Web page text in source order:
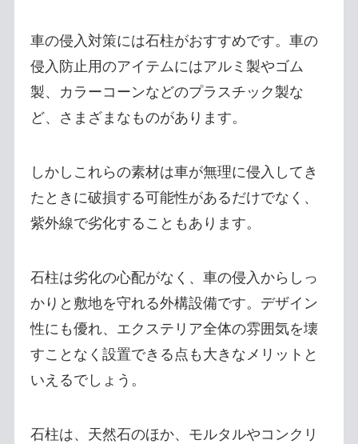
車の侵入対策には石柱がおすすめです。車の
侵入防止用のアイテムにはアルミ製やゴム
製、カラーコーンなどのプラスチック製な
ど、さまざまなものがあります。
しかしこれらの素材は車が無理に侵入してき
たときに破損する可能性があるだけでなく、
紫外線で劣化することもあります。
石柱は劣化の心配がなく、車の侵入からしっ
かりと敷地を守れる外構設備です。デザイン
性にも優れ、エクステリア全体の雰囲気を壊
すことなく設置できる点も大きなメリットと
いえるでしょう。
石柱は、天然石のほか、モルタルやコンクリ